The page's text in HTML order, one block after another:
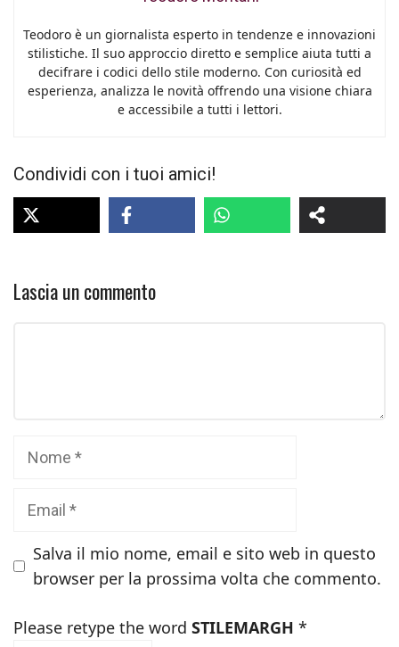
Teodoro è un giornalista esperto in tendenze e innovazioni
stilistiche. Il suo approccio diretto e semplice aiuta tutti a
decifrare i codici dello stile moderno. Con curiosità ed
esperienza, analizza le novità offrendo una visione chiara
e accessibile a tutti i lettori.
Condividi con i tuoi amici!
Lascia un commento
Salva il mio nome, email e sito web in questo
browser per la prossima volta che commento.
Please retype the word STILEMARGH *